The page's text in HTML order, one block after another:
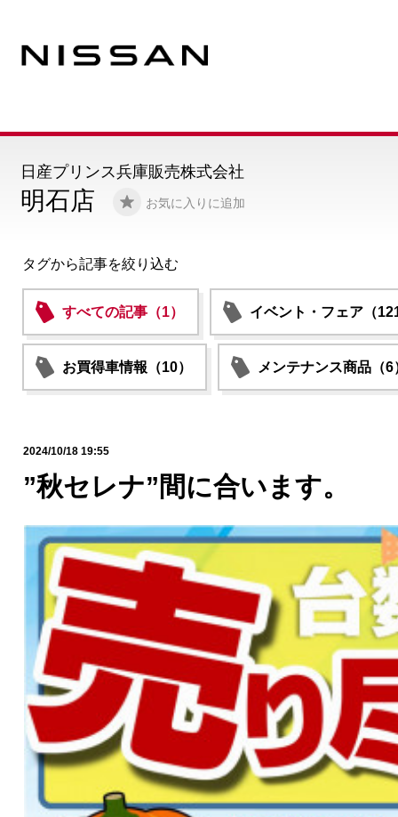
明石店 お気に入りに追加
日産プリンス兵庫販売株式会社
タグから記事を絞り込む
すべての記事（1） イベント・フェア（
お買得車情報（10） メンテナンス商品（6
2024/10/18 19:55
”秋セレナ”間に合います。